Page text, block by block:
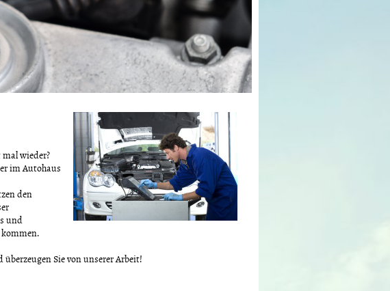
wieder?
im Autohaus
den
und
Sie von unserer Arbeit!